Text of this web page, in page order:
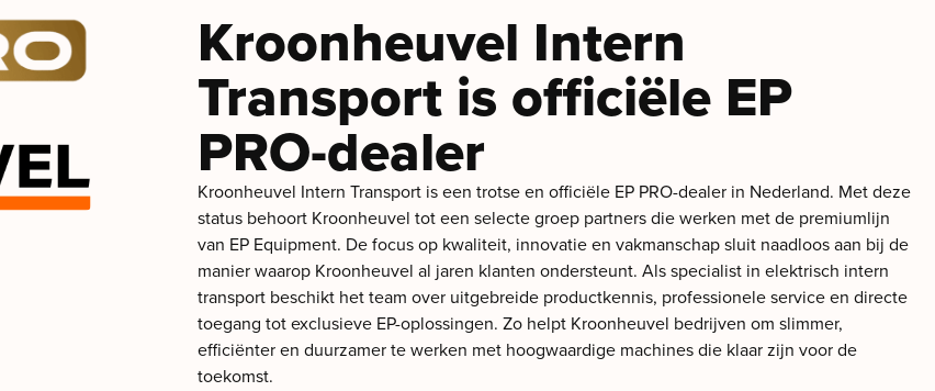
Kroonheuvel Intern
Transport is officiële EP
PRO-dealer
Kroonheuvel Intern Transport is een trotse en officiële EP PRO-dealer in Nederland. Met deze
status behoort Kroonheuvel tot een selecte groep partners die werken met de premiumlijn
van EP Equipment. De focus op kwaliteit, innovatie en vakmanschap sluit naadloos aan bij de
manier waarop Kroonheuvel al jaren klanten ondersteunt. Als specialist in elektrisch intern
transport beschikt het team over uitgebreide productkennis, professionele service en directe
toegang tot exclusieve EP-oplossingen. Zo helpt Kroonheuvel bedrijven om slimmer,
efficiënter en duurzamer te werken met hoogwaardige machines die klaar zijn voor de
toekomst.